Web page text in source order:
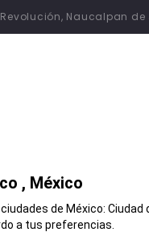
Naucalpan de
, México
de México: Ciudad
a tus preferencias.